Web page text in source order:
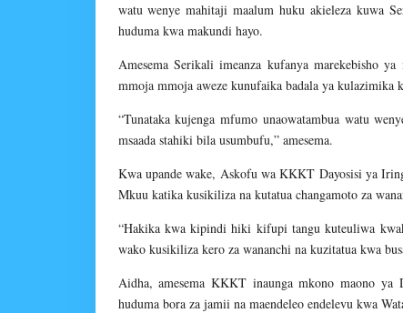
watu wenye mahitaji maalum huku akieleza kuwa
huduma kwa makundi hayo.
Amesema Serikali imeanza kufanya marekebisho
mmoja mmoja aweze kunufaika badala ya kulazimika
“Tunataka kujenga mfumo unaowatambua watu
msaada stahiki bila usumbufu,” amesema.
Kwa upande wake, Askofu wa KKKT Dayosisi ya
Mkuu katika kusikiliza na kutatua changamoto za
“Hakika kwa kipindi hiki kifupi tangu kuteuliwa
wako kusikiliza kero za wananchi na kuzitatua kwa
Aidha, amesema KKKT inaunga mkono maono
huduma bora za jamii na maendeleo endelevu kwa